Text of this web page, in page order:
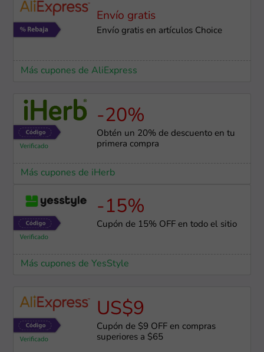
Envío gratis
Envío gratis en artículos Choice
Más cupones de AliExpress
-20%
Obtén un 20% de descuento en tu
primera compra
Más cupones de iHerb
-15%
Cupón de 15% OFF en todo el sitio
Más cupones de YesStyle
US$9
Cupón de $9 OFF en compras
superiores a $65